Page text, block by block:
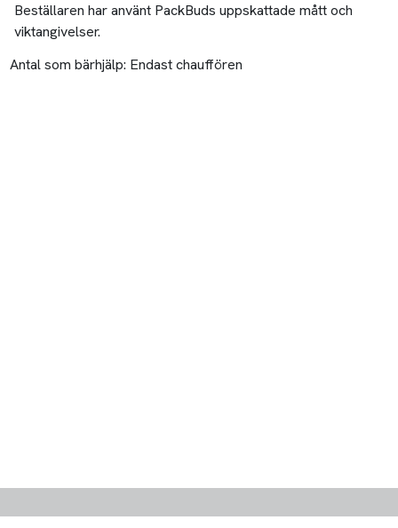
Beställaren har använt PackBuds uppskattade mått och
viktangivelser.
Antal som bärhjälp: Endast chauffören